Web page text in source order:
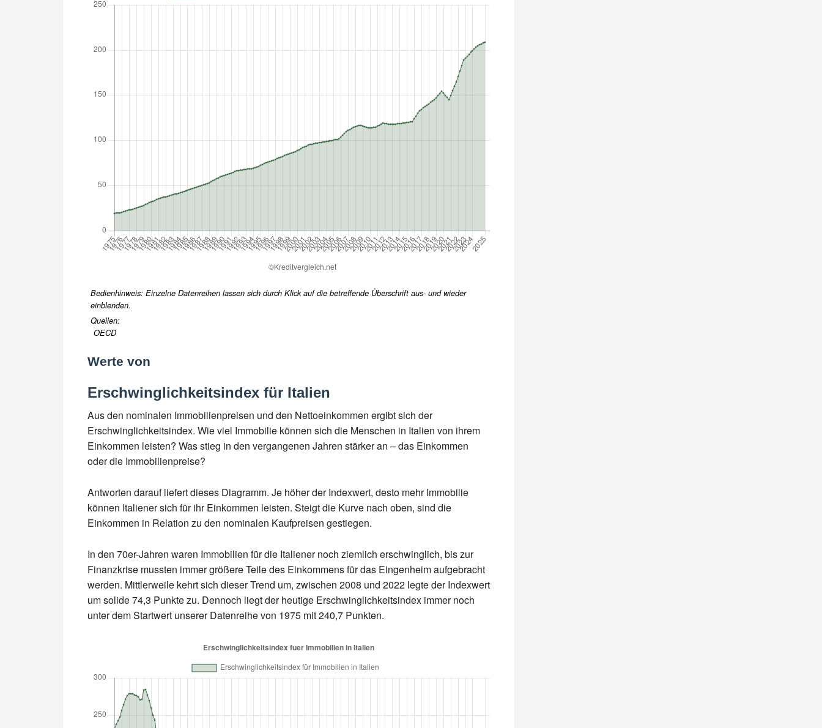
Bedienhinweis: Einzelne Datenreihen lassen sich durch Klick auf die betreffende Überschrift aus- und wieder
einblenden.
Quellen:
OECD
Werte von
Erschwinglichkeitsindex für Italien
Aus den nominalen Immobilienpreisen und den Nettoeinkommen ergibt sich der
Erschwinglichkeitsindex. Wie viel Immobilie können sich die Menschen in Italien von ihrem
Einkommen leisten? Was stieg in den vergangenen Jahren stärker an – das Einkommen
oder die Immobilienpreise?
Antworten darauf liefert dieses Diagramm. Je höher der Indexwert, desto mehr Immobilie
können Italiener sich für ihr Einkommen leisten. Steigt die Kurve nach oben, sind die
Einkommen in Relation zu den nominalen Kaufpreisen gestiegen.
In den 70er-Jahren waren Immobilien für die Italiener noch ziemlich erschwinglich, bis zur
Finanzkrise mussten immer größere Teile des Einkommens für das Eingenheim aufgebracht
werden. Mittlerweile kehrt sich dieser Trend um, zwischen 2008 und 2022 legte der Indexwert
um solide 74,3 Punkte zu. Dennoch liegt der heutige Erschwinglichkeitsindex immer noch
unter dem Startwert unserer Datenreihe von 1975 mit 240,7 Punkten.